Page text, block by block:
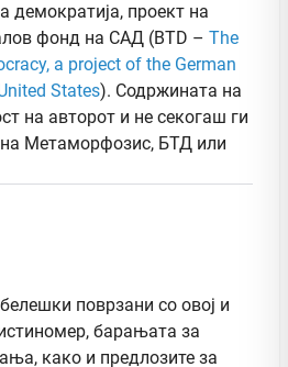
демократија, проект на
фонд на САД (BTD – The
a project of the German
States). Содржината на
на авторот и не секогаш ги
на Метаморфозис, БТД или
поврзани со овој и
барањата за
како и предлозите за